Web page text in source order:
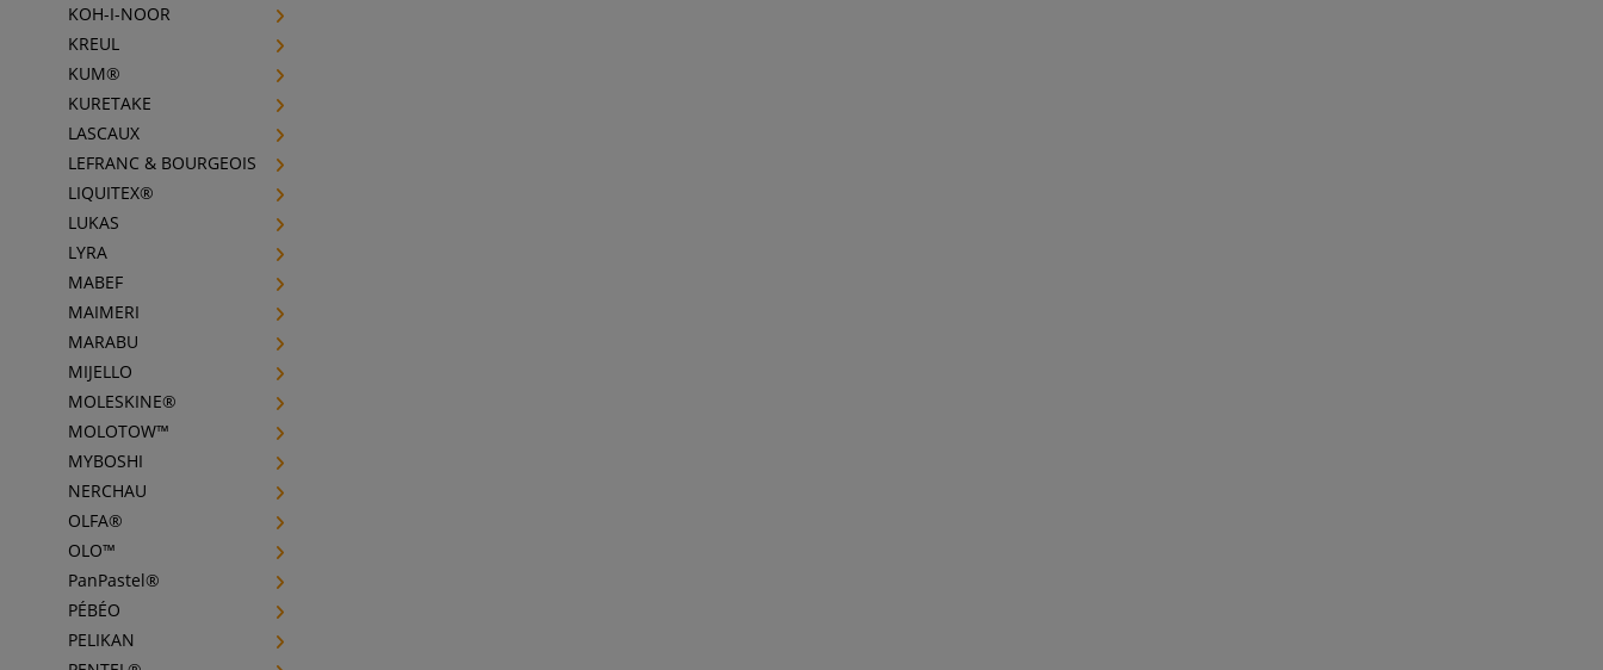
KOH-I-NOOR
KREUL
KUM®
KURETAKE
LASCAUX
LEFRANC & BOURGEOIS
LIQUITEX®
LUKAS
LYRA
MABEF
MAIMERI
MARABU
MIJELLO
MOLESKINE®
MOLOTOW™
MYBOSHI
NERCHAU
OLFA®
OLO™
PanPastel®
PÉBÉO
PELIKAN